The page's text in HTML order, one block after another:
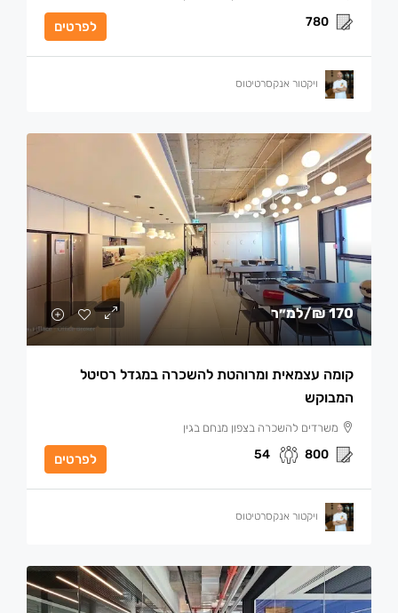
780 לפרטים
ויקטור אנקסרטיטוס
170 ₪ /למ״ר
קומה עצמאית ומרוהטת להשכרה במגדל רסיטל
המבוקש
משרדים להשכרה בצפון מנחם בגין
800
54 לפרטים
ויקטור אנקסרטיטוס